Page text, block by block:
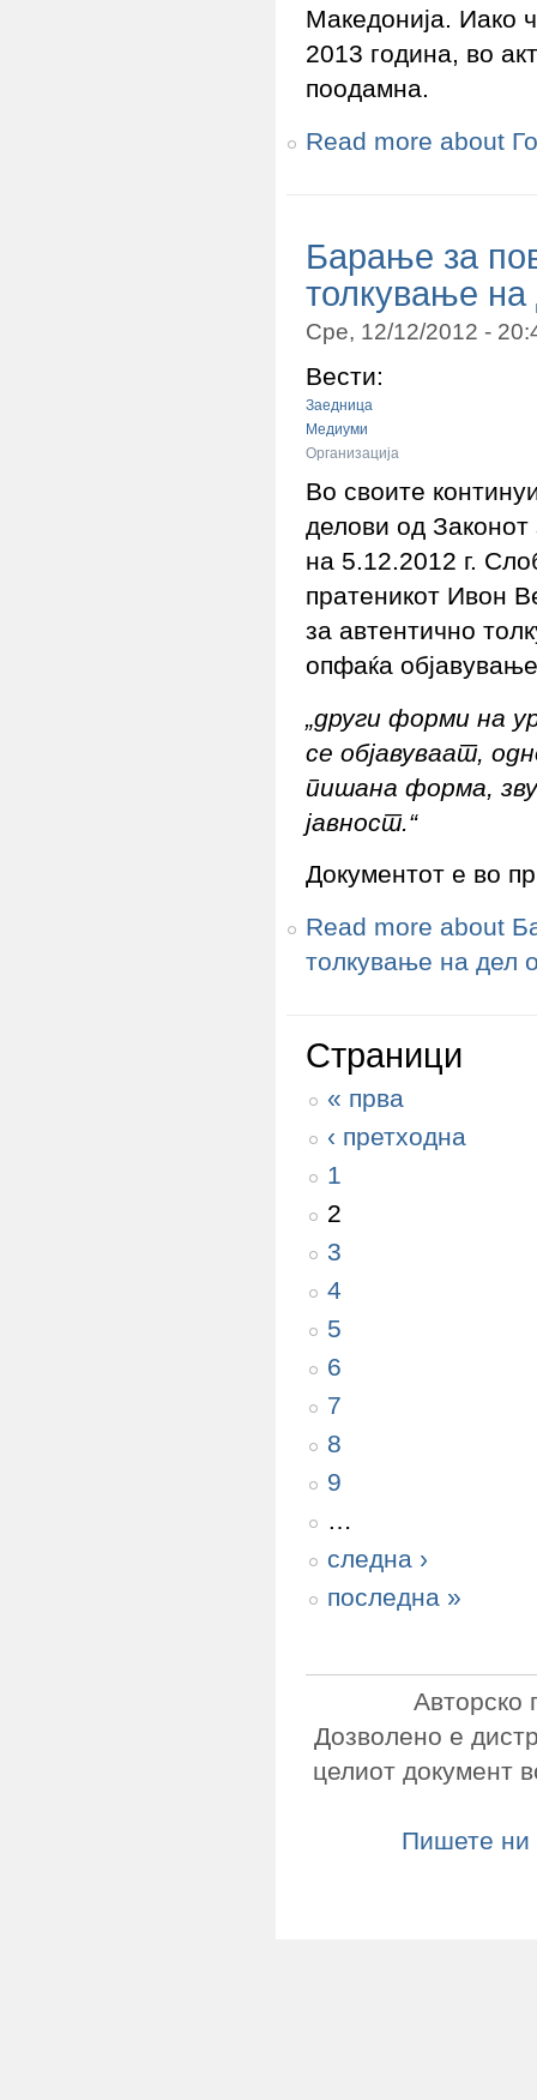
Македонија. Иако
2013 година, во
поодамна.
Read more about
Барање за
толкување
Сре, 12/12/2012 -
Вести:
Заедница
Медиуми
Организација
Во своите
делови од Законот
на 5.12.2012 г.
пратеникот Ивон
за автентично
опфаќа
„други форми на
се објавуваат,
пишана форма,
јавност.“
Документот е во
Read more about
толкување на дел
Страници
« прва
‹ претходна
1
2
3
4
5
6
7
8
9
…
следна ›
последна »
Авторско
Дозволено е
целиот документ
Пишете ни